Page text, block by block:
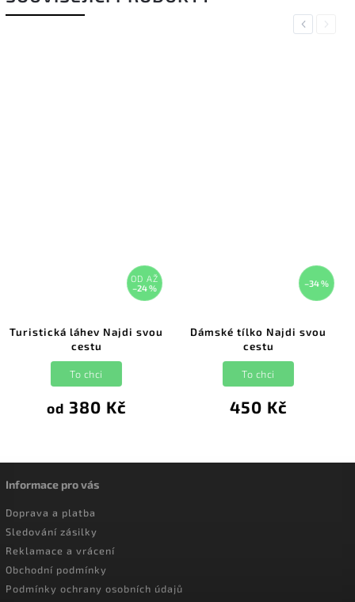
Previous
–34 %
Dámské tílko Najdi svou
cestu
450 Kč
To chci
–15 %
Dámská mikina Najdi svou
cestu
749 Kč
To chci
Next
Informace pro vás
Doprava a platba
Sledování zásilky
Reklamace a vrácení
Obchodní podmínky
Podmínky ochrany osobních údajů